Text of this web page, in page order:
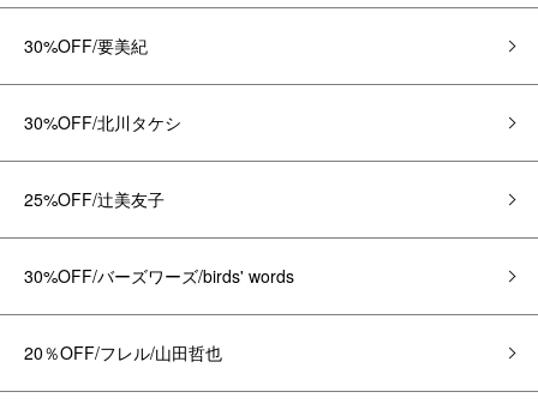
30%OFF/要美紀
30%OFF/北川タケシ
25%OFF/辻美友子
30%OFF/バーズワーズ/birds' words
20％OFF/フレル/山田哲也